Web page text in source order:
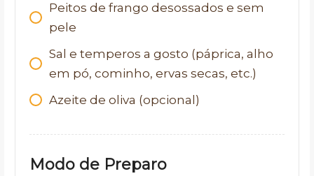
Peitos de frango desossados e sem
pele
Sal e temperos a gosto (páprica, alho
em pó, cominho, ervas secas, etc.)
Azeite de oliva (opcional)
Modo de Preparo